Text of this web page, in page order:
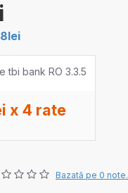
Bazată pe 0 note.
x 4 rate